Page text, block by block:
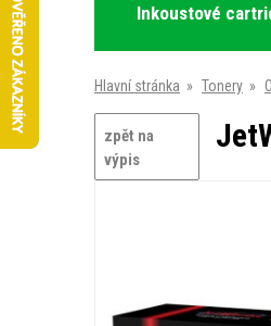
Inkoustové
Hlavní stránka » Tonery »
zpět na
výpis